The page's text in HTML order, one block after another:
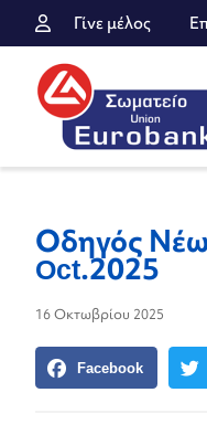
Γίνε μέλος
Οδηγός
Oct.2025
16 Οκτωβρίου 2025
Facebook